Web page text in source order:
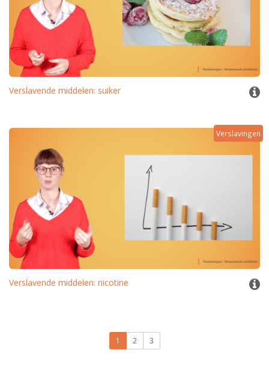
Verslavende middelen: suiker
Verslavingen
Verslavende middelen: nicotine
1 2 3